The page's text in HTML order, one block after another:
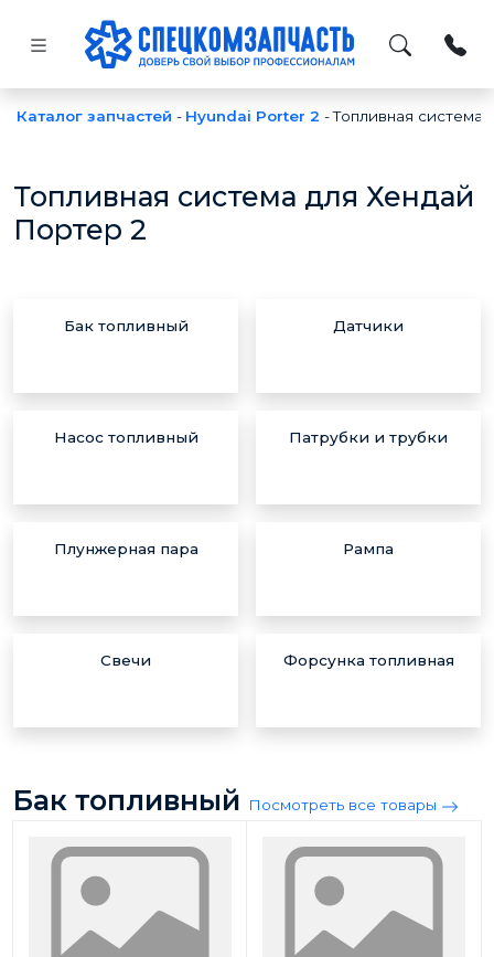
Каталог запчастей - Hyundai Porter 2 -Топливная система
Топливная система для Хендай
Портер 2
Бак топливный Датчики
Насос топливный Патрубки и трубки
Плунжерная пара Рампа
Свечи Форсунка топливная
Бак топливный Посмотреть все товары